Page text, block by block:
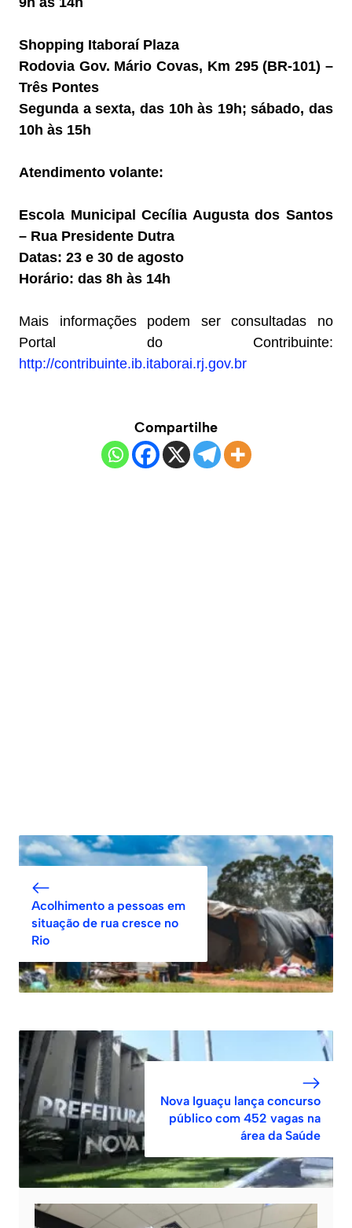
Shopping Itaboraí Plaza
Rodovia Gov. Mário Covas, Km 295 (BR-101) –
Três Pontes
Segunda a sexta, das 10h às 19h; sábado, das
10h às 15h
Atendimento volante:
Escola Municipal Cecília Augusta dos Santos
– Rua Presidente Dutra
Datas: 23 e 30 de agosto
Horário: das 8h às 14h
Mais informações podem ser consultadas no
Portal do Contribuinte:
http://contribuinte.ib.itaborai.rj.gov.br
Compartilhe
Acolhimento a pessoas em
situação de rua cresce no
Rio
Nova Iguaçu lança concurso
público com 452 vagas na
área da Saúde